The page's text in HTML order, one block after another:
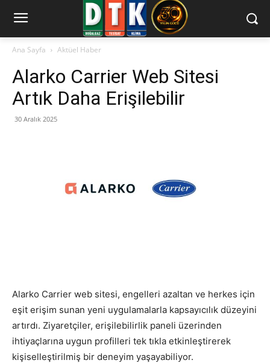
Ana Sayfa Aktüel Haber
Alarko Carrier Web Sitesi
Artık Daha Erişilebilir
30 Aralık 2025
Alarko Carrier web sitesi, engelleri azaltan ve herkes için
eşit erişim sunan yeni uygulamalarla kapsayıcılık düzeyini
artırdı. Ziyaretçiler, erişilebilirlik paneli üzerinden
ihtiyaçlarına uygun profilleri tek tıkla etkinleştirerek
kişiselleştirilmiş bir deneyim yaşayabiliyor.